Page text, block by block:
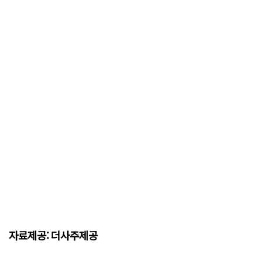
자료제공: 더사주제공